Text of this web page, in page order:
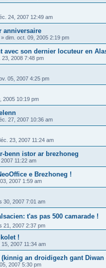
24, 2007 12:49 am
anniversaire
» dim. oct. 09, 2005 2:19 pm
avec son dernier locuteur en
23, 2008 7:48 pm
05, 2007 4:25 pm
2005 10:19 pm
27, 2007 10:36 am
23, 2007 11:24 am
benn istor ar brezhoneg
11:22 am
e Brezhoneg !
2007 1:59 am
30, 2007 7:01 am
t'as pas 500 camarade !
21, 2007 2:37 pm
!
2007 11:34 am
an droidigezh gant Diwan
2007 5:30 pm